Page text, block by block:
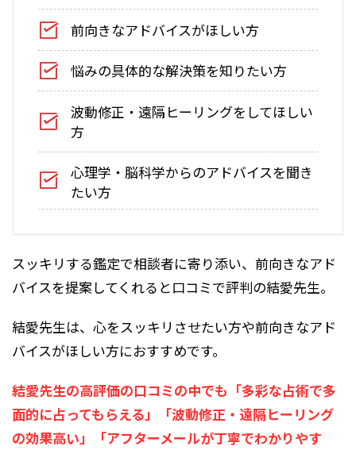
前向きなアドバイスがほしい方
悩みの具体的な解決策を知りたい方
波動修正・遠隔ヒーリングをしてほしい
方
心理学・脳科学からのアドバイスを聞き
たい方
スッキリする鑑定で相談者に寄り添い、前向きなアド
バイスを提案してくれると口コミで評判の結愛先生。
結愛先生は、心をスッキリさせたい方や前向きなアド
バイスがほしい方におすすめです。
結愛先生の高評価の口コミの中でも「多彩な占術で多
面的に占ってもらえる」「波動修正・遠隔ヒーリング
の効果高い」「アフターメールが丁寧でわかりやす